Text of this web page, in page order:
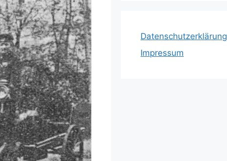
Datenschutzerklärung
Impressum